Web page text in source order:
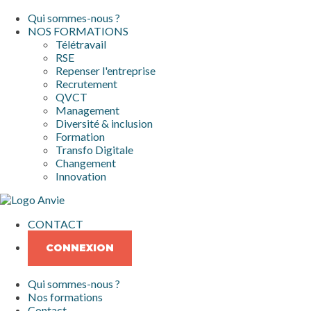
Qui sommes-nous ?
NOS FORMATIONS
Télétravail
RSE
Repenser l'entreprise
Recrutement
QVCT
Management
Diversité & inclusion
Formation
Transfo Digitale
Changement
Innovation
CONTACT
CONNEXION
Qui sommes-nous ?
Nos formations